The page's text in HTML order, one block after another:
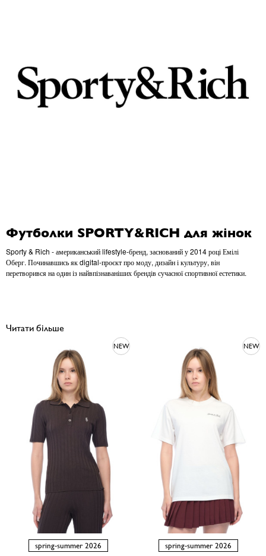
Футболки SPORTY&RICH для жінок
Sporty & Rich - американський lifestyle-бренд, заснований у 2014 році Емілі
Оберг. Починавшись як digital-проєкт про моду, дизайн і культуру, він
перетворився на один із найвпізнаваніших брендів сучасної спортивної естетики.
Читати більше
NEW
spring-summer 2026
NEW
spring-summer 2026